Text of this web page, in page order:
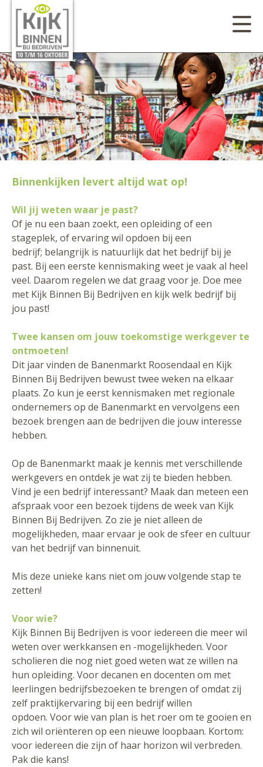
Binnenkijken levert altijd wat op!
Wil jij weten waar je past?
Of je nu een baan zoekt, een opleiding of een
stageplek, of ervaring wil opdoen bij een
bedrijf; belangrijk is natuurlijk dat het bedrijf bij je
past. Bij een eerste kennismaking weet je vaak al heel
veel. Daarom regelen we dat graag voor je. Doe mee
met Kijk Binnen Bij Bedrijven en kijk welk bedrijf bij
jou past!
Twee kansen om jouw toekomstige werkgever te
ontmoeten!
Dit jaar vinden de Banenmarkt Roosendaal en Kijk
Binnen Bij Bedrijven bewust twee weken na elkaar
plaats. Zo kun je eerst kennismaken met regionale
ondernemers op de Banenmarkt en vervolgens een
bezoek brengen aan de bedrijven die jouw interesse
hebben.
Op de Banenmarkt maak je kennis met verschillende
werkgevers en ontdek je wat zij te bieden hebben.
Vind je een bedrijf interessant? Maak dan meteen een
afspraak voor een bezoek tijdens de week van Kijk
Binnen Bij Bedrijven. Zo zie je niet alleen de
mogelijkheden, maar ervaar je ook de sfeer en cultuur
van het bedrijf van binnenuit.
Mis deze unieke kans niet om jouw volgende stap te
zetten!
Voor wie?
Kijk Binnen Bij Bedrijven is voor iedereen die meer wil
weten over werkkansen en -mogelijkheden. Voor
scholieren die nog niet goed weten wat ze willen na
hun opleiding. Voor decanen en docenten om met
leerlingen bedrijfsbezoeken te brengen of omdat zij
zelf praktijkervaring bij een bedrijf willen
opdoen. Voor wie van plan is het roer om te gooien en
zich wil oriënteren op een nieuwe loopbaan. Kortom:
voor iedereen die zijn of haar horizon wil verbreden.
Pak die kans!